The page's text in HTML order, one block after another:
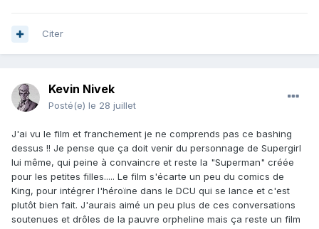
Citer
Kevin Nivek
Posté(e) le 28 juillet
J'ai vu le film et franchement je ne comprends pas ce bashing
dessus !! Je pense que ça doit venir du personnage de Supergirl
lui même, qui peine à convaincre et reste la "Superman" créée
pour les petites filles..... Le film s'écarte un peu du comics de
King, pour intégrer l'héroïne dans le DCU qui se lance et c'est
plutôt bien fait. J'aurais aimé un peu plus de ces conversations
soutenues et drôles de la pauvre orpheline mais ça reste un film